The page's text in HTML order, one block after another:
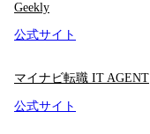
Geekly
公式サイト
マイナビ転職 IT AGENT
公式サイト